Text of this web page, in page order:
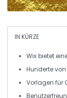
IN KÜRZE
Wixbietet
Hunderte von
Vorlagen für